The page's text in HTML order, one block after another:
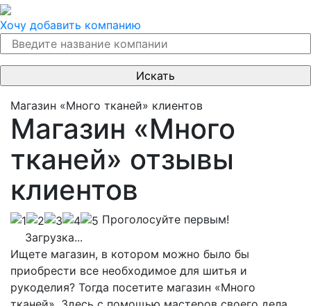
Хочу добавить компанию
Магазин «Много тканей» клиентов
Магазин «Много
тканей» отзывы
клиентов
Проголосуйте первым!
Загрузка...
Ищете магазин, в котором можно было бы
приобрести все необходимое для шитья и
рукоделия? Тогда посетите магазин «Много